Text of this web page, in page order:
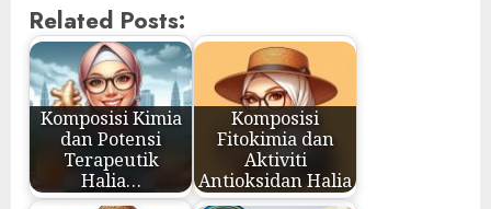
Related Posts:
Komposisi Kimia
dan Potensi
Terapeutik
Halia…
Komposisi
Fitokimia dan
Aktiviti
Antioksidan Halia